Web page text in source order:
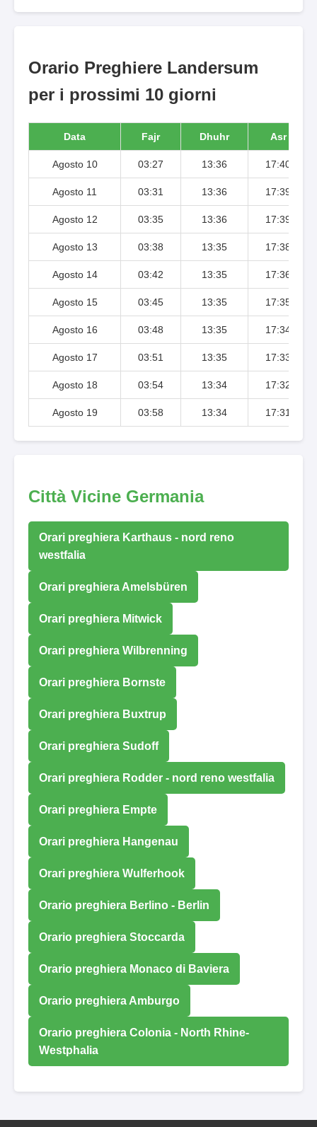
Orario Preghiere Landersum
per i prossimi 10 giorni
Data Fajr Dhuhr Asr
Agosto 10 03:27 13:36 17:40
Agosto 11 03:31 13:36 17:39
Agosto 12 03:35 13:36 17:39
Agosto 13 03:38 13:35 17:38
Agosto 14 03:42 13:35 17:36
Agosto 15 03:45 13:35 17:35
Agosto 16 03:48 13:35 17:34
Agosto 17 03:51 13:35 17:33
Agosto 18 03:54 13:34 17:32
Agosto 19 03:58 13:34 17:31
Città Vicine Germania
Orari preghiera Karthaus - nord reno
westfalia
Orari preghiera Amelsbüren
Orari preghiera Mitwick
Orari preghiera Wilbrenning
Orari preghiera Bornste
Orari preghiera Buxtrup
Orari preghiera Sudoff
Orari preghiera Rodder - nord reno westfalia
Orari preghiera Empte
Orari preghiera Hangenau
Orari preghiera Wulferhook
Orario preghiera Berlino - Berlin
Orario preghiera Stoccarda
Orario preghiera Monaco di Baviera
Orario preghiera Amburgo
Orario preghiera Colonia - North Rhine-
Westphalia